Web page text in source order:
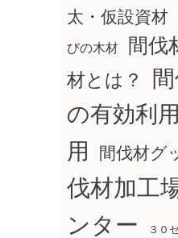
太・仮設資材
びの木材 間伐
材とは？
の有効利
用
間伐材グ
伐材加工
ンター
３０